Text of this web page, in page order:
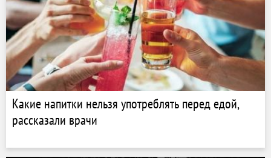
Какие напитки нельзя употреблять перед едой,
рассказали врачи